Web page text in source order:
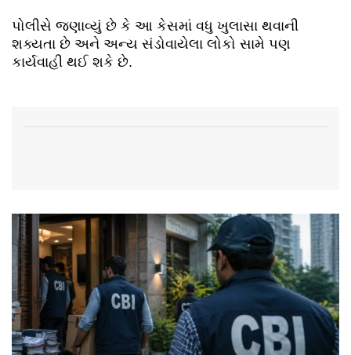
પોલીસે જણાવ્યું છે કે આ કેસમાં વધુ ખુલાસા થવાની
શક્યતા છે અને અન્ય સંડોવાયેલા લોકો સામે પણ
કાર્યવાહી થઈ શકે છે.